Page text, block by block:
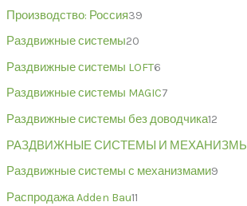
Производство: Россия39
Раздвижные системы20
Раздвижные системы LOFT6
Раздвижные системы MAGIC7
Раздвижные системы без доводчика12
РАЗДВИЖНЫЕ СИСТЕМЫ И МЕХАНИЗМЫ
Раздвижные системы с механизмами9
Распродажа Adden Bau11